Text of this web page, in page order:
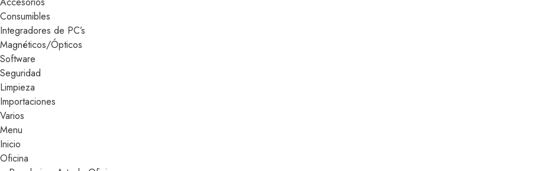
Consumibles
Integradores de PC’s
Magnéticos/Ópticos
Software
Seguridad
Limpieza
Importaciones
Varios
Menu
Inicio
Oficina